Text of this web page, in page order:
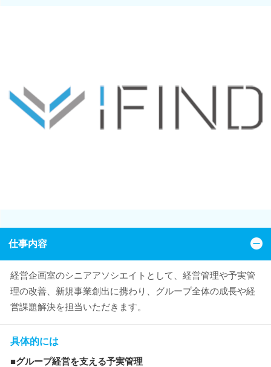
仕事内容
経営企画室のシニアアソシエイトとして、経営管理や予実管
理の改善、新規事業創出に携わり、グループ全体の成長や経
営課題解決を担当いただきます。
具体的には
■グループ経営を支える予実管理